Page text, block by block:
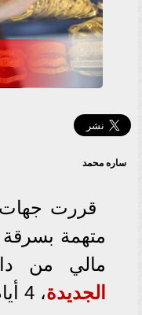
ساره محمد
قررت
متهمة
مالي من
الجديدة، 4 أيام على ذمة